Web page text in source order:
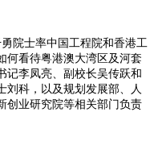
院士率中国工程院和香港工
何看待粤港澳大湾区及河套
记李凤亮、副校长吴传跃和
刘科，以及规划发展部、人
创业研究院等相关部门负责